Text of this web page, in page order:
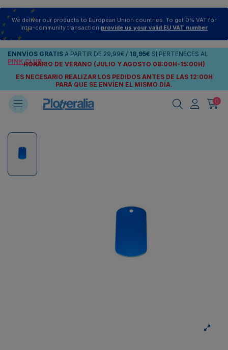
We deliver our products to European Union countries. To get 0% VAT for
intra-community transaction provide us your valid EU VAT number
ENNVÍOS GRATIS A PARTIR DE 29,99€ / 18,95€ SI PERTENECES AL
PINK CLUB
HORARIO DE VERANO (JULIO Y AGOSTO 08:00H-15:00H)
ES NECESARIO REALIZAR LOS PEDIDOS ANTES DE LAS 12:00H
PARA QUE SE ENVÍEN EL MISMO DÍA.
0